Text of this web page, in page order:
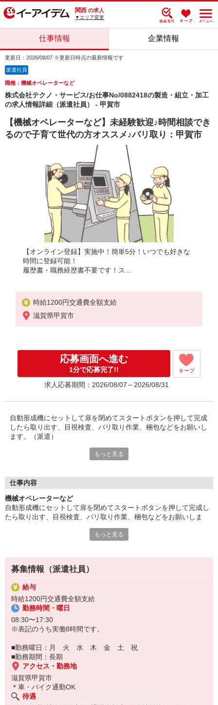
関西 の求人
▼エリア変更
仕事情報 企業情報
更新日：2026/08/07 ※更新日時点の最新情報です
派遣社員
職種：機械オペレーターなど
株式会社テクノ・サービス/お仕事No/0882418の製造・組立・加工
の求人情報詳細（派遣社員） - 甲賀市
【機械オペレーターなど】未経験歓迎♪時間相談でき
るので子育て世代の方オススメ♪バリ取り：甲賀市
【オンライン登録】実施中！簡単5分！いつでも好きな
時間に登録可能！
履歴書・職務経歴書不要です！ス...
時給1200円交通費全額支給
滋賀県甲賀市
応募画面へ進む
1分で応募完了!! キープ
求人応募期間：2026/08/07～2026/08/31
自動形成機にセットして扉を閉めてスタートボタンを押して完成
したら取り出す、目視検査、バリ取り作業、梱包などをお願いし
ます。（派遣）
空調があり綺麗な環境です！検査は座り作業あり！車・バイク・
夕方からはプライベートを満喫できます。奮ってご応募お待ちし
■お友達紹介キャンペーン！デジタルギフト3000円分プレゼント
（当社規定あり）
『テクノ・サービス』は、派遣業界大手スタッフサービスグルー
じたお仕事をご案内します。
安全管理体制も万全ですので安心してご就業いただけます。
登録方法は、【オンライン】【電話】【登録会来場】の3つから
選べます♪
★★履歴書・証明写真は不要！★★
また、ご登録済の方はお仕事の紹介がスムーズです。
ご応募お待ちしています。
もっと見る
仕事内容
機械オペレーターなど
自動形成機にセットして扉を閉めてスタートボタンを押して完成し
たら取り出す、目視検査、バリ取り作業、梱包などをお願いしま
空調があり綺麗な環境です！検査は座り作業あり！車・バイク・自
からはプライベートを満喫できます。奮ってご応募お待ちしていま
す。
＊座り仕事です
もっと見る
募集情報（派遣社員）
給与
時給1200円交通費全額支給
勤務時間・曜日
08:30〜17:30
※表記のうち実働8時間です。
■勤務曜日：月 火 水 木 金 土 祝
■勤務期間：長期
アクセス・勤務地
滋賀県甲賀市
＊車・バイク通勤OK
待遇